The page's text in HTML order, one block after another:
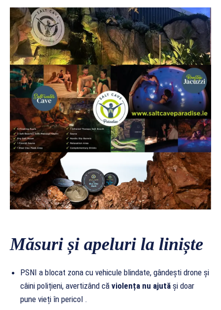
Măsuri și apeluri la liniște
PSNI a blocat zona cu vehicule blindate, gândești drone și
câini polițieni, avertizând că violența nu ajută și doar
pune vieți în pericol .